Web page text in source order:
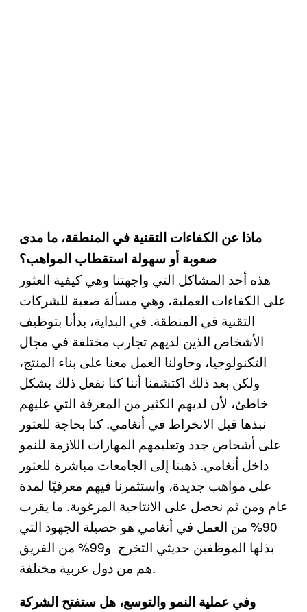
ماذا عن الكفاءات التقنية في المنطقة، ما مدى
صعوبة أو سهولة استقطاب المواهب؟
هذه أحد المشاكل التي واجهتنا وهي كيفية العثور
على الكفاءات العملية، وهي مسألة صعبة للشركات
التقنية في المنطقة. في البداية، بدأنا بتوظيف
الأشخاص الذين لديهم تجارب مختلفة في مجال
التكنولوجيا، وحاولنا العمل معنا على بناء المنتج،
ولكن بعد ذلك اكتشفنا أننا كنا نفعل ذلك بشكل
خاطئ، لأن لديهم الكثير من المعرفة التي عليهم
نبذها قبل الانخراط في أنغامي. كنا بحاجة للعثور
على أشخاص جدد وتعليمهم المهارات اللازمة للنمو
داخل أنغامي. ذهبنا إلى الجامعات مباشرة للعثور
على مواهب جديدة، واستثمرنا فيهم معرفيًا لمدة
عام ومن ثم نحصل على الانتاجية المرغوبة. ما يقرب
90% من العمل في أنغامي هو حصيلة الجهود التي
بذلها الموظفين حديثي التخرج و99% من الفريق
هم من دول عربية مختلفة.
وفي عملية النمو والتوسع، هل ستفتح الشركة